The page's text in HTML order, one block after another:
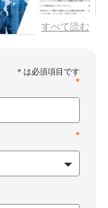
すべて読む
現するスキル管
*
*